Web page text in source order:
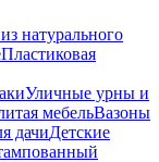
натурального
Пластиковая
Уличные урны и
мебельВазоны
дачиДетские